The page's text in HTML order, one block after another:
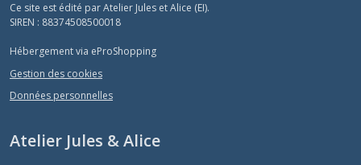
Ce site est édité par Atelier Jules et Alice (EI).
SIREN : 88374508500018
Hébergement via eProShopping
Gestion des cookies
Données personnelles
Atelier Jules & Alice